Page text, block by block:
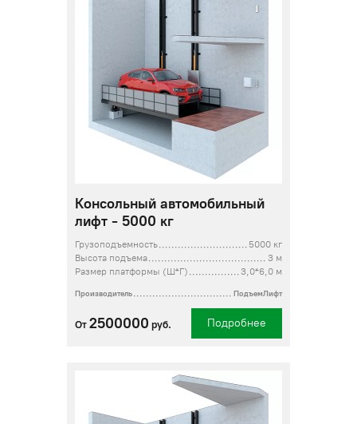
Консольный автомобильный
лифт - 5000 кг
Грузоподъемность
5000 кг
Высота подъема
3 м
Размер платформы (Ш*Г)
3,0*6,0 м
Производитель ПодъемЛифт
От 2500000 руб. Подробнее